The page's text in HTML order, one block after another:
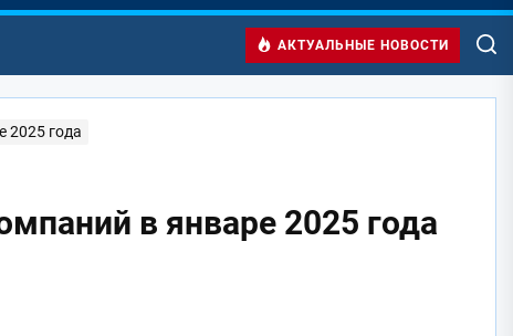
АКТУАЛЬНЫЕ НОВОСТИ
2025 года
в январе 2025 года